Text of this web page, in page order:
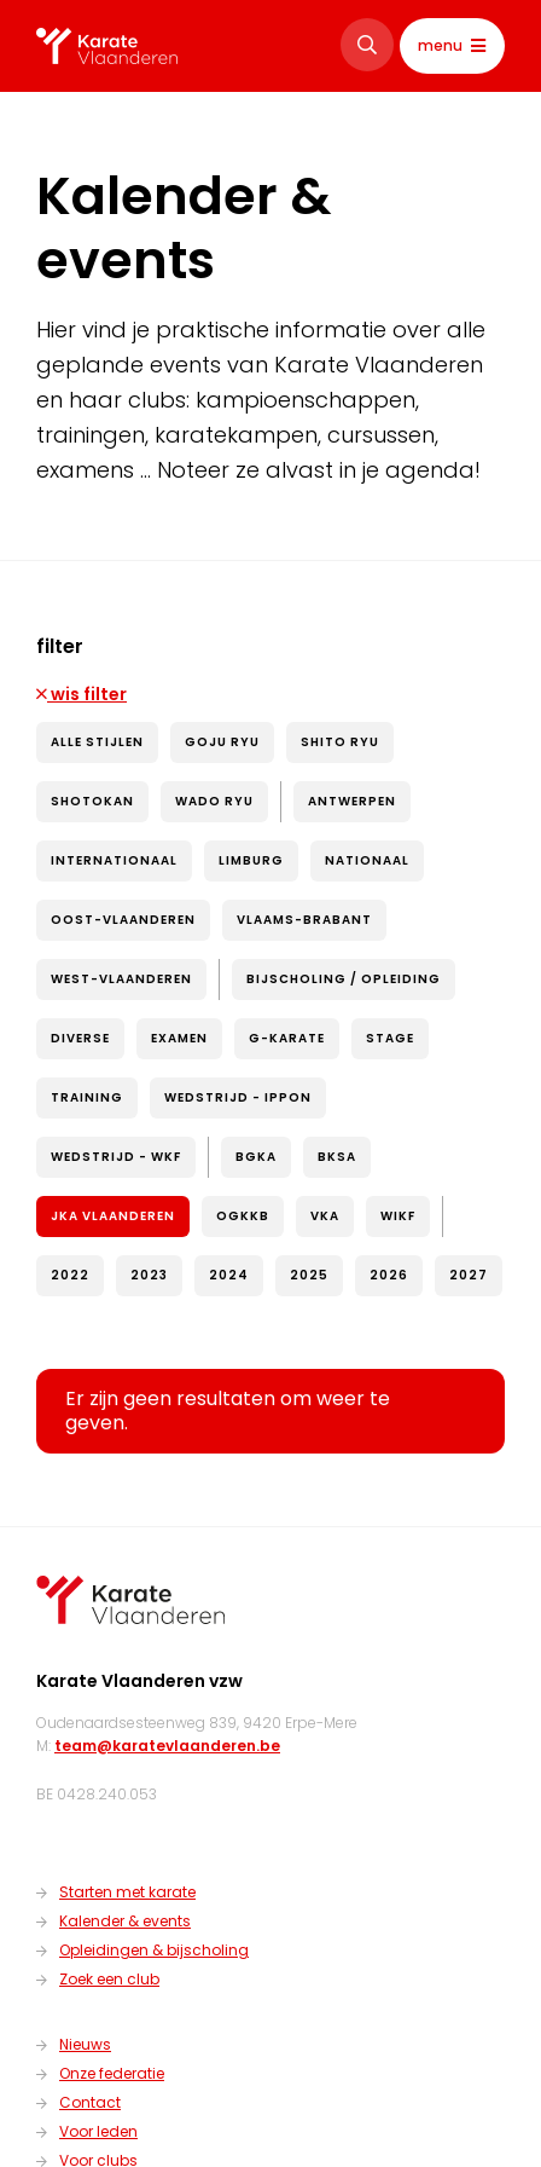
menu
Kalender &
events
Hier vind je praktische informatie over alle
geplande events van Karate Vlaanderen
en haar clubs: kampioenschappen,
trainingen, karatekampen, cursussen,
examens … Noteer ze alvast in je agenda!
filter
wis filter
ALLE STIJLEN GOJU RYU SHITO RYU
SHOTOKAN WADO RYU ANTWERPEN
INTERNATIONAAL LIMBURG NATIONAAL
OOST-VLAANDEREN VLAAMS-BRABANT
WEST-VLAANDEREN BIJSCHOLING / OPLEIDING
DIVERSE EXAMEN G-KARATE STAGE
TRAINING WEDSTRIJD - IPPON
WEDSTRIJD - WKF BGKA BKSA
JKA VLAANDEREN OGKKB VKA WIKF
2022 2023 2024 2025 2026 2027
Er zijn geen resultaten om weer te
geven.
Karate Vlaanderen vzw
Oudenaardsesteenweg 839, 9420 Erpe-Mere
M: team@karatevlaanderen.be
BE 0428.240.053
Starten met karate
Kalender & events
Opleidingen & bijscholing
Zoek een club
Nieuws
Onze federatie
Contact
Voor leden
Voor clubs